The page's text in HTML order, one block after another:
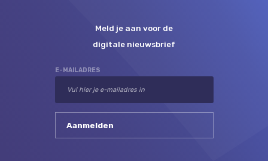
Meld je aan voor de
digitale nieuwsbrief
E-MAILADRES